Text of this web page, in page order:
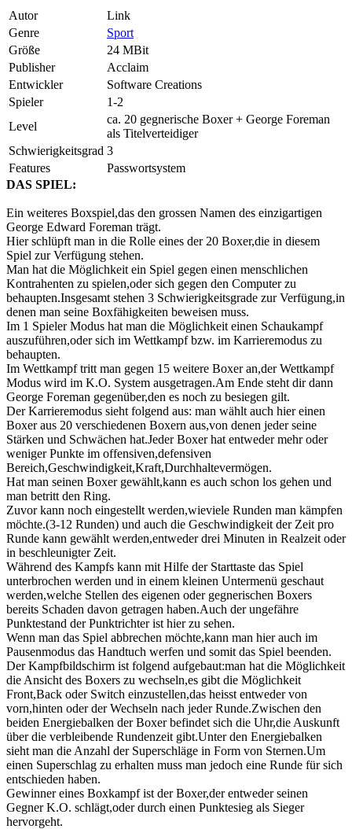
Autor
Link
Genre
Sport
Größe
24 MBit
Publisher
Acclaim
Entwickler
Software Creations
Spieler
1-2
Level
ca. 20 gegnerische Boxer + George Foreman
als Titelverteidiger
Schwierigkeitsgrad 3
Features
Passwortsystem
DAS SPIEL:
Ein weiteres Boxspiel,das den grossen Namen des einzigartigen
George Edward Foreman trägt.
Hier schlüpft man in die Rolle eines der 20 Boxer,die in diesem
Spiel zur Verfügung stehen.
Man hat die Möglichkeit ein Spiel gegen einen menschlichen
Kontrahenten zu spielen,oder sich gegen den Computer zu
behaupten.Insgesamt stehen 3 Schwierigkeitsgrade zur Verfügung,in
denen man seine Boxfähigkeiten beweisen muss.
Im 1 Spieler Modus hat man die Möglichkeit einen Schaukampf
auszuführen,oder sich im Wettkampf bzw. im Karrieremodus zu
behaupten.
Im Wettkampf tritt man gegen 15 weitere Boxer an,der Wettkampf
Modus wird im K.O. System ausgetragen.Am Ende steht dir dann
George Foreman gegenüber,den es noch zu besiegen gilt.
Der Karrieremodus sieht folgend aus: man wählt auch hier einen
Boxer aus 20 verschiedenen Boxern aus,von denen jeder seine
Stärken und Schwächen hat.Jeder Boxer hat entweder mehr oder
weniger Punkte im offensiven,defensiven
Bereich,Geschwindigkeit,Kraft,Durchhaltevermögen.
Hat man seinen Boxer gewählt,kann es auch schon los gehen und
man betritt den Ring.
Zuvor kann noch eingestellt werden,wieviele Runden man kämpfen
möchte.(3-12 Runden) und auch die Geschwindigkeit der Zeit pro
Runde kann gewählt werden,entweder drei Minuten in Realzeit oder
in beschleunigter Zeit.
Während des Kampfs kann mit Hilfe der Starttaste das Spiel
unterbrochen werden und in einem kleinen Untermenü geschaut
werden,welche Stellen des eigenen oder gegnerischen Boxers
bereits Schaden davon getragen haben.Auch der ungefähre
Punktestand der Punktrichter ist hier zu sehen.
Wenn man das Spiel abbrechen möchte,kann man hier auch im
Pausenmodus das Handtuch werfen und somit das Spiel beenden.
Der Kampfbildschirm ist folgend aufgebaut:man hat die Möglichkeit
die Ansicht des Boxers zu wechseln,es gibt die Möglichkeit
Front,Back oder Switch einzustellen,das heisst entweder von
vorn,hinten oder der Wechseln nach jeder Runde.Zwischen den
beiden Energiebalken der Boxer befindet sich die Uhr,die Auskunft
über die verbleibende Rundenzeit gibt.Unter den Energiebalken
sieht man die Anzahl der Superschläge in Form von Sternen.Um
einen Superschlag zu erhalten muss man jedoch eine Runde für sich
entschieden haben.
Gewinner eines Boxkampf ist der Boxer,der entweder seinen
Gegner K.O. schlägt,oder durch einen Punktesieg als Sieger
hervorgeht.